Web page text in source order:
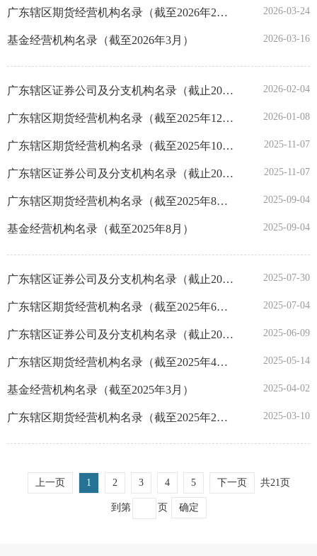
重庆
贵州
西藏
甘肃
青海
宁夏
新疆
广东辖区期货经营机构名录（截至2026年2月28日) 2026-03-24
基金经营机构名录（截至2026年3月） 2026-03-16
广东辖区证券公司及分支机构名录（截止2025年12月31日） 2026-02-04
广东辖区期货经营机构名录（截至2025年12月31日) 2026-01-08
广东辖区期货经营机构名录（截至2025年10月31日) 2025-11-07
广东辖区证券公司及分支机构名录（截止2025年9月30日） 2025-11-07
广东辖区期货经营机构名录（截至2025年8月31日) 2025-09-04
基金经营机构名录（截至2025年8月） 2025-09-04
广东辖区证券公司及分支机构名录（截止2025年6月30日） 2025-07-30
广东辖区期货经营机构名录（截至2025年6月30日) 2025-07-04
广东辖区证券公司及分支机构名录（截止2025年4月30日） 2025-06-09
广东辖区期货经营机构名录（截至2025年4月30日) 2025-05-14
基金经营机构名录（截至2025年3月） 2025-04-02
广东辖区期货经营机构名录（截至2025年2月28日) 2025-03-10
上一页 1 2 3 4 5 下一页 共21页
到第 页 确定